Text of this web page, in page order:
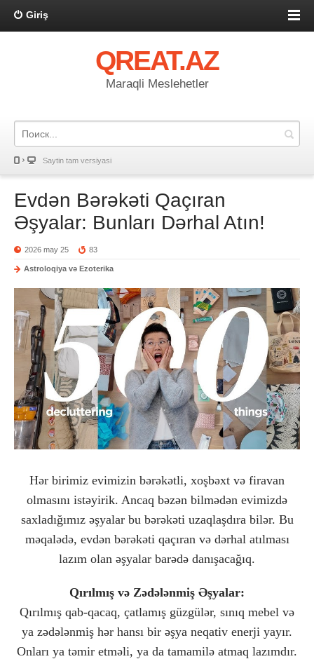
Giriş
QREAT.AZ
Maraqli Meslehetler
Saytin tam versiyasi
Evdən Bərəkəti Qaçıran
Əşyalar: Bunları Dərhal Atın!
2026 may 25 83
Astroloqiya və Ezoterika
Hər birimiz evimizin bərəkətli, xoşbəxt və firavan
olmasını istəyirik. Ancaq bəzən bilmədən evimizdə
saxladığımız əşyalar bu bərəkəti uzaqlaşdıra bilər. Bu
məqalədə, evdən bərəkəti qaçıran və dərhal atılması
lazım olan əşyalar barədə danışacağıq.
Qırılmış və Zədələnmiş Əşyalar:
Qırılmış qab-qacaq, çatlamış güzgülər, sınıq mebel və
ya zədələnmiş hər hansı bir əşya neqativ enerji yayır.
Onları ya təmir etməli, ya da tamamilə atmaq lazımdır.